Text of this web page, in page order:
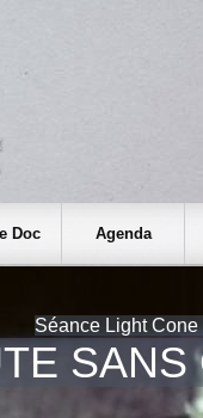
Doc Agenda
Séance Light
SANS